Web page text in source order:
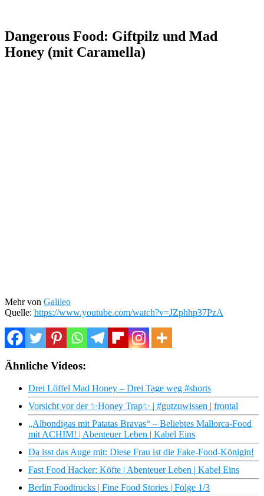
Dangerous Food: Giftpilz und Mad
Honey (mit Caramella)
Mehr von Galileo
Quelle: https://www.youtube.com/watch?v=JZphhp37PzA
Ähnliche Videos:
Drei Löffel Mad Honey – Drei Tage weg #shorts
Vorsicht vor der ✨Honey Trap✨ | #gutzuwissen | frontal
„Albondigas mit Patatas Bravas“ – Beliebtes Mallorca-Food
mit ACHIM! | Abenteuer Leben | Kabel Eins
Da isst das Auge mit: Diese Frau ist die Fake-Food-Königin!
Fast Food Hacker: Köfte | Abenteuer Leben | Kabel Eins
Berlin Foodtrucks | Fine Food Stories | Folge 1/3